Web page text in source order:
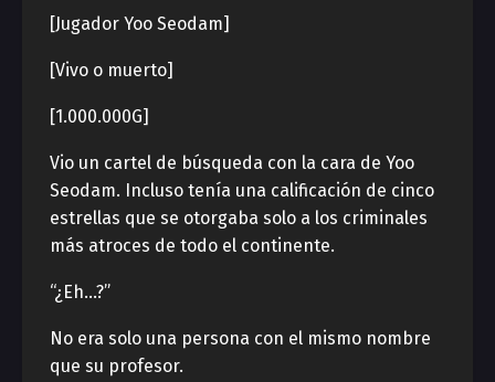
[Jugador Yoo Seodam]
[Vivo o muerto]
[1.000.000G]
Vio un cartel de búsqueda con la cara de Yoo
Seodam. Incluso tenía una calificación de cinco
estrellas que se otorgaba solo a los criminales
más atroces de todo el continente.
“¿Eh…?”
No era solo una persona con el mismo nombre
que su profesor.